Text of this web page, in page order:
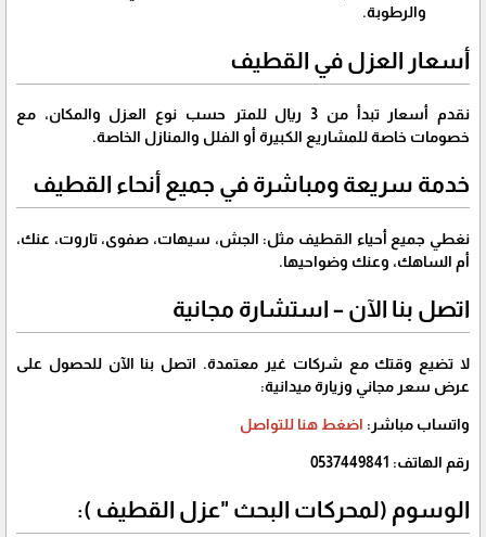
والرطوبة.
أسعار العزل في القطيف
نقدم أسعار تبدأ من 3 ريال للمتر
حسب نوع العزل والمكان، مع
خصومات خاصة للمشاريع الكبيرة أو الفلل والمنازل الخاصة.
خدمة سريعة ومباشرة في جميع أنحاء القطيف
نغطي جميع أحياء القطيف مثل: الجش، سيهات، صفوى، تاروت، عنك،
أم الساهك، وعنك وضواحيها.
اتصل بنا الآن – استشارة مجانية
لا تضيع وقتك مع شركات غير معتمدة. اتصل بنا الآن للحصول على
عرض سعر مجاني وزيارة ميدانية:
واتساب مباشر: اضغط هنا للتواصل
رقم الهاتف:
الوسوم (لمحركات البحث "عزل القطيف ):